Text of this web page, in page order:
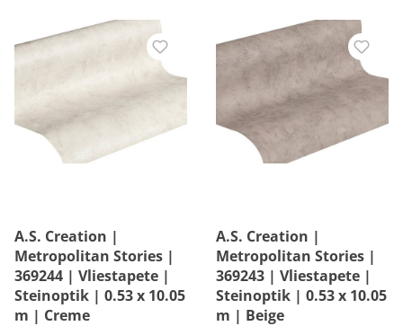
A.S. Creation |
Metropolitan Stories |
369244 | Vliestapete |
Steinoptik | 0.53 x 10.05
m | Creme
A.S. Creation |
Metropolitan Stories |
369243 | Vliestapete |
Steinoptik | 0.53 x 10.05
m | Beige